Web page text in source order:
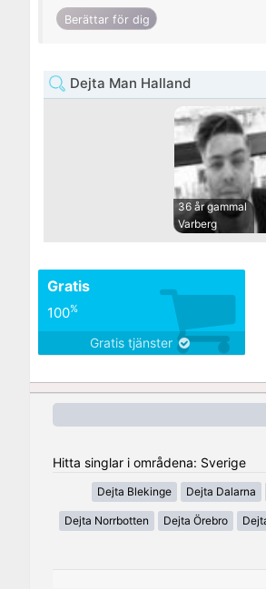
Berättar för dig
Dejta Man Halland
36 år gammal
Varberg
Gratis
100%
Gratis tjänster
Hitta singlar i områdena: Sverige
Dejta Blekinge Dejta Dalarna
Dejta Norrbotten Dejta Örebro